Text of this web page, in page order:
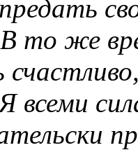
В то же
всеми